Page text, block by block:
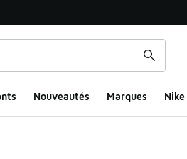
Nouveautés Marques